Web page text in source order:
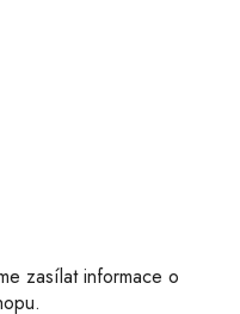
zasílat informace o